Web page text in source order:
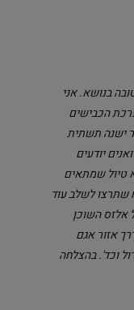
בנושא. אני
הכבישים
ישנה תשתית
יודעים
טיול שמתאים
יום אני מניח שתרצו לשלב עוד
אלזס השוכן
אזור אגם
וכד'. בהצלחה